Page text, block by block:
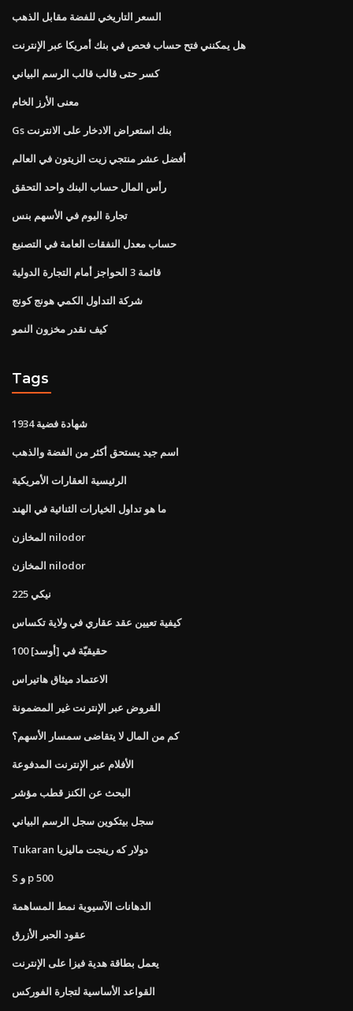
السعر التاريخي للفضة مقابل الذهب
هل يمكنني فتح حساب فحص في بنك أمريكا عبر الإنترنت
كسر حتى قالب قالب الرسم البياني
معنى الأرز الخام
Gs بنك استعراض الادخار على الانترنت
أفضل عشر منتجي زيت الزيتون في العالم
رأس المال حساب البنك واحد التحقق
تجارة اليوم في الأسهم بنس
حساب معدل النفقات العامة في التصنيع
قائمة 3 الحواجز أمام التجارة الدولية
شركة التداول الكمي هونج كونج
كيف نقدر مخزون النمو
Tags
شهادة فضية 1934
اسم جيد يستحق أكثر من الفضة والذهب
الرئيسية العقارات الأمريكية
ما هو تداول الخيارات الثنائية في الهند
المخازن nilodor
المخازن nilodor
نيكي 225
كيفية تعيين عقد عقاري في ولاية تكساس
100 حقيقيّة في [أوسد]
الاعتماد ميثاق هاتيراس
القروض عبر الإنترنت غير المضمونة
كم من المال لا يتقاضى سمسار الأسهم؟
الأفلام عبر الإنترنت المدفوعة
البحث عن الكنز قطب مؤشر
سجل بيتكوين سجل الرسم البياني
Tukaran دولار كه رينجت ماليزيا
S و p 500
الدهانات الآسيوية نمط المساهمة
عقود الحبر الأزرق
يعمل بطاقة هدية فيزا على الإنترنت
القواعد الأساسية لتجارة الفوركس